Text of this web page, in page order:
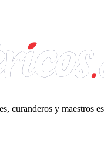
curanderos y maestros